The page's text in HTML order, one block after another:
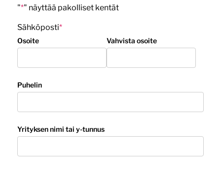
"*" näyttää pakolliset kentät
Sähköposti*
Osoite Vahvista osoite
Puhelin
Yrityksen nimi tai y-tunnus